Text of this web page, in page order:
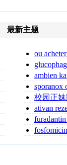
最新主题
ou
finastéride
france 2026
ambien
bestellen
sporanox
sporanox
校园正
ativan
bestellen
furadantin
neo